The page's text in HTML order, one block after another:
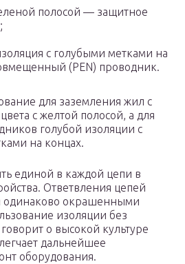
полосой — защитное
с голубыми метками на
(PEN) проводник.
для заземления жил с
с желтой полосой, а для
голубой изоляции с
на концах.
единой в каждой цепи в
Ответвления цепей
одинаково окрашенными
изоляции без
о высокой культуре
дальнейшее
оборудования.